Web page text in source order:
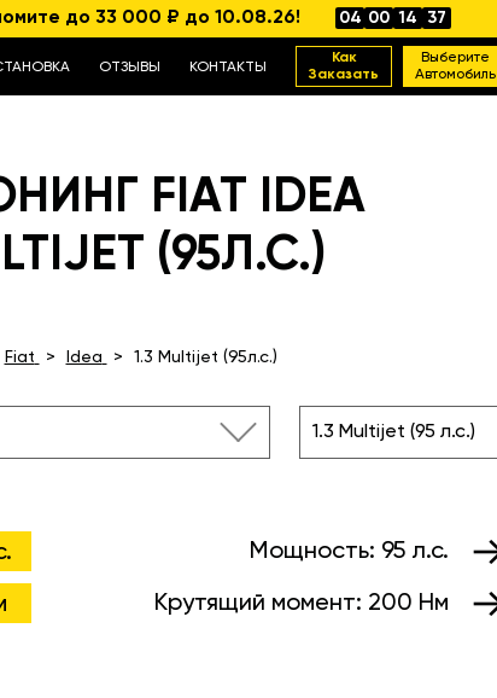
до 33 000 ₽ до 10.08.26! 04 00 14 36
ОТЗЫВЫ КОНТАКТЫ
Как
Заказать
Выберите
Автомобиль
FIAT IDEA
(95Л.С.)
Fiat Idea 1.3 Multijet (95л.с.)
1.3 Multijet (95 л.с.)
Мощность: 95 л.с.
Крутящий момент: 200 Нм